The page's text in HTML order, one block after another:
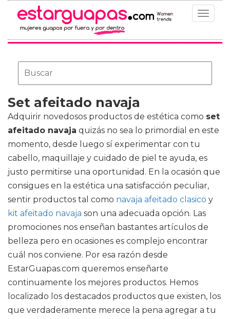
Toggle
Set afeitado navaja
Adquirir novedosos productos de estética como set
afeitado navaja quizás no sea lo primordial en este
momento, desde luego sí experimentar con tu
cabello, maquillaje y cuidado de piel te ayuda, es
justo permitirse una oportunidad. En la ocasión que
consigues en la estética una satisfacción peculiar,
sentir productos tal como navaja afeitado clasico y
kit afeitado navaja son una adecuada opción. Las
promociones nos enseñan bastantes artículos de
belleza pero en ocasiones es complejo encontrar
cuál nos conviene. Por esa razón desde
EstarGuapas.com queremos enseñarte
continuamente los mejores productos. Hemos
localizado los destacados productos que existen, los
que verdaderamente merece la pena agregar a tu